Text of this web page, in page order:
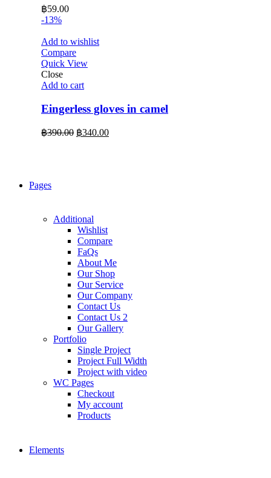
฿59.00
-13%
Add to wishlist
Compare
Quick View
Close
Add to cart
Eingerless gloves in camel
฿390.00 Original
฿340.00Current
Pages
Additional
Wishlist
Compare
FaQs
About Me
Our Shop
Our Service
Our Company
Contact Us
Contact Us 2
Our Gallery
Portfolio
Single Project
Project Full Width
Project with video
WC Pages
Checkout
My account
Products
Elements